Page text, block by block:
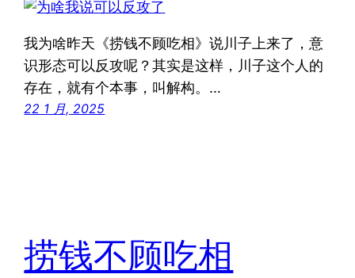
我为啥昨天《捞钱不顾吃相》说川子上来了，意
识形态可以反攻呢？其实是这样，川子这个人的
存在，就有个本事，叫解构。…
22 1 月, 2025
捞钱不顾吃相